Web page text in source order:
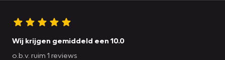
Wij krijgen gemiddeld een 10.0
o.b.v. ruim 1 reviews